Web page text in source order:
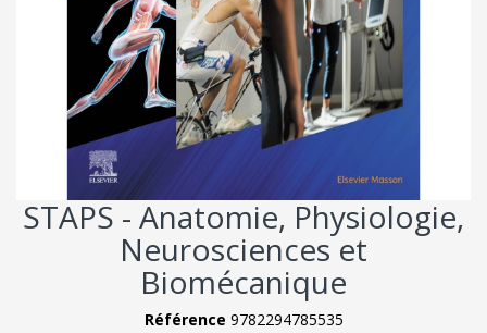
STAPS - Anatomie, Physiologie,
Neurosciences et
Biomécanique
Référence 9782294785535